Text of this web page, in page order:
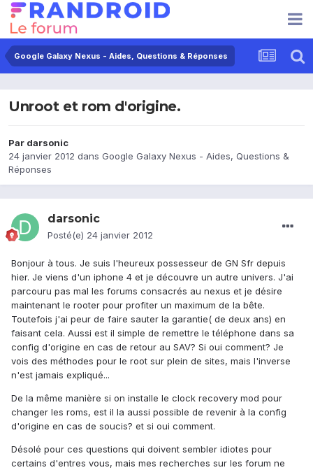
Google Galaxy Nexus - Aides, Questions & Réponses
Unroot et rom d'origine.
Par darsonic
24 janvier 2012 dans Google Galaxy Nexus - Aides, Questions &
Réponses
darsonic
Posté(e) 24 janvier 2012
Bonjour à tous. Je suis l'heureux possesseur de GN Sfr depuis
hier. Je viens d'un iphone 4 et je découvre un autre univers. J'ai
parcouru pas mal les forums consacrés au nexus et je désire
maintenant le rooter pour profiter un maximum de la bête.
Toutefois j'ai peur de faire sauter la garantie( de deux ans) en
faisant cela. Aussi est il simple de remettre le téléphone dans sa
config d'origine en cas de retour au SAV? Si oui comment? Je
vois des méthodes pour le root sur plein de sites, mais l'inverse
n'est jamais expliqué...
De la même manière si on installe le clock recovery mod pour
changer les roms, est il la aussi possible de revenir à la config
d'origine en cas de soucis? et si oui comment.
Désolé pour ces questions qui doivent sembler idiotes pour
certains d'entres vous, mais mes recherches sur les forum ne